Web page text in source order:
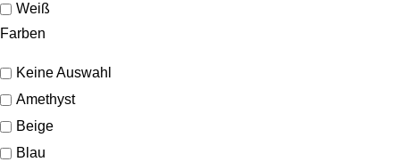
Weiß
Farben
Keine Auswahl
Amethyst
Beige
Blau